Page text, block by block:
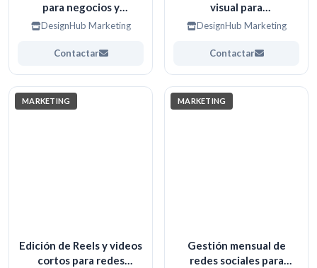
para negocios y
campañas digitales
DesignHub Marketing
Contactar
visual para
emprendedores y
DesignHub Marketing
Contactar
MARKETING
Edición de Reels y videos
cortos para redes
MARKETING
Gestión mensual de
redes sociales para